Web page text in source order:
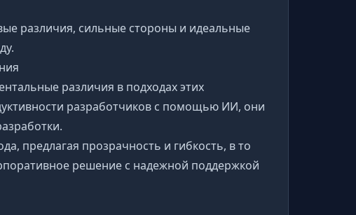
различия, сильные стороны и идеальные
различия в подходах этих
разработчиков с помощью ИИ, они
предлагая прозрачность и гибкость, в то
решение с надежной поддержкой